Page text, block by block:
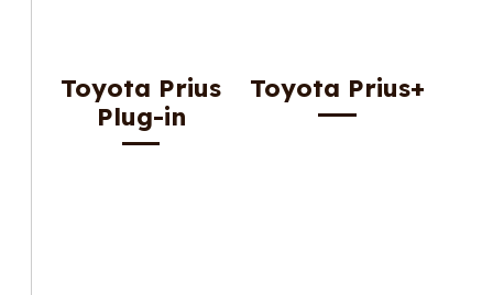
Toyota Prius
Plug-in
Toyota Prius+